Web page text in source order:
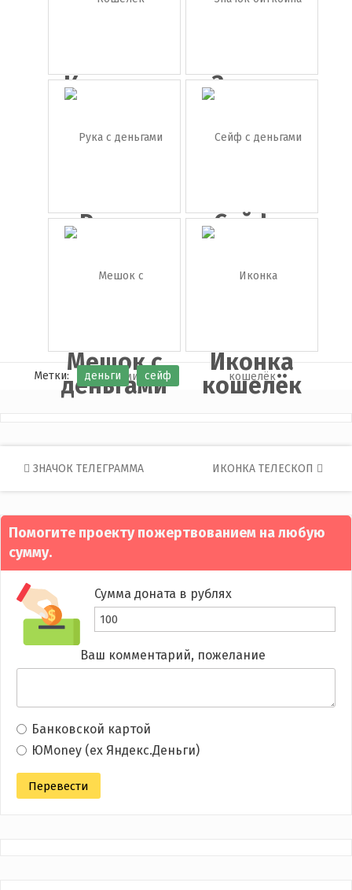
Кошелек
Значок
биткоина
Рука с
деньгами
Сейф с
деньгами
Мешок с
деньгами
Иконка
кошелёк
Метки: деньги сейф
Post
navigation
ЗНАЧОК ТЕЛЕГРАММА ИКОНКА ТЕЛЕСКОП
Помогите проекту пожертвованием на любую
сумму.
Сумма доната в рублях
Ваш комментарий, пожелание
Банковской картой
ЮMoney (ex Яндекс.Деньги)